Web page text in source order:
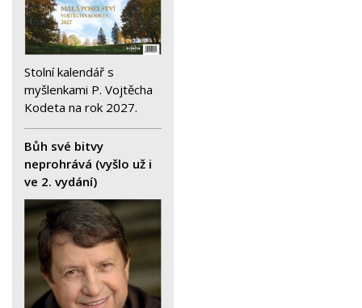
Stolní kalendář s
myšlenkami P. Vojtěcha
Kodeta na rok 2027.
Bůh své bitvy
neprohrává (vyšlo už i
ve 2. vydání)